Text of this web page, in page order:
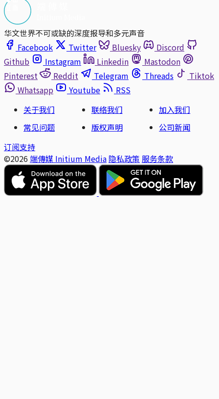
华文世界不可或缺的深度报导和多元声音
Facebook
Twitter Bluesky
Discord
Github
Instagram Linkedin
Mastodon
Pinterest
Reddit Telegram Threads
Tiktok
Whatsapp
Youtube
RSS
关于我们
联络我们
加入我们
常见问题
版权声明
公司新闻
订阅支持
©2026 端傳媒 Initium Media 隐私政策 服务条款